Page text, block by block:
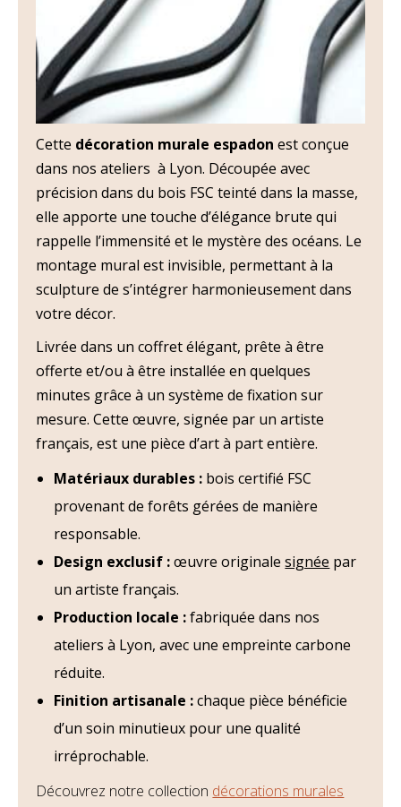
Cette décoration murale espadon est conçue
dans nos ateliers à Lyon. Découpée avec
précision dans du bois FSC teinté dans la masse,
elle apporte une touche d’élégance brute qui
rappelle l’immensité et le mystère des océans. Le
montage mural est invisible, permettant à la
sculpture de s’intégrer harmonieusement dans
votre décor.
Livrée dans un coffret élégant, prête à être
offerte et/ou à être installée en quelques
minutes grâce à un système de fixation sur
mesure. Cette œuvre, signée par un artiste
français, est une pièce d’art à part entière.
Matériaux durables : bois certifié FSC
provenant de forêts gérées de manière
responsable.
Design exclusif :œuvre originalesignée par
un artiste français.
Production locale :fabriquée dans nos
ateliers à Lyon, avec une empreinte carbone
réduite.
Finition artisanale :chaque pièce bénéficie
d’un soin minutieux pour une qualité
irréprochable.
Découvrez notre collection décorations murales